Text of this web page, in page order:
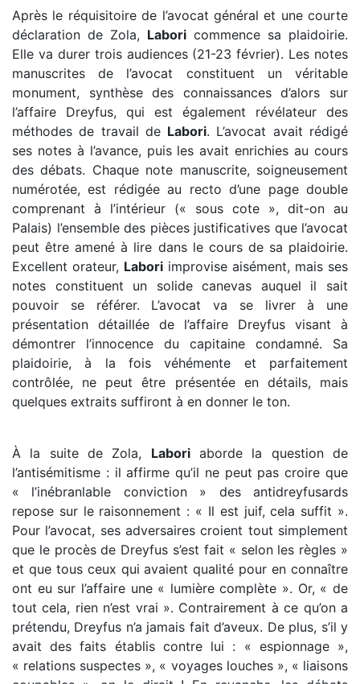
Après le réquisitoire de l’avocat général et une courte
déclaration de Zola, Labori commence sa plaidoirie.
Elle va durer trois audiences (21-23 février). Les notes
manuscrites de l’avocat constituent un véritable
monument, synthèse des connaissances d’alors sur
l’affaire Dreyfus, qui est également révélateur des
méthodes de travail de Labori. L’avocat avait rédigé
ses notes à l’avance, puis les avait enrichies au cours
des débats. Chaque note manuscrite, soigneusement
numérotée, est rédigée au recto d’une page double
comprenant à l’intérieur (« sous cote », dit-on au
Palais) l’ensemble des pièces justificatives que l’avocat
peut être amené à lire dans le cours de sa plaidoirie.
Excellent orateur, Labori improvise aisément, mais ses
notes constituent un solide canevas auquel il sait
pouvoir se référer. L’avocat va se livrer à une
présentation détaillée de l’affaire Dreyfus visant à
démontrer l’innocence du capitaine condamné. Sa
plaidoirie, à la fois véhémente et parfaitement
contrôlée, ne peut être présentée en détails, mais
quelques extraits suffiront à en donner le ton.
À la suite de Zola, Laboriaborde la question de
l’antisémitisme : il affirme qu’il ne peut pas croire que
« l’inébranlable conviction » des antidreyfusards
repose sur le raisonnement : « Il est juif, cela suffit ».
Pour l’avocat, ses adversaires croient tout simplement
que le procès de Dreyfus s’est fait « selon les règles »
et que tous ceux qui avaient qualité pour en connaître
ont eu sur l’affaire une « lumière complète ». Or, « de
tout cela, rien n’est vrai ». Contrairement à ce qu’on a
prétendu, Dreyfus n’a jamais fait d’aveux. De plus, s’il y
avait des faits établis contre lui : « espionnage »,
« relations suspectes », « voyages louches », « liaisons